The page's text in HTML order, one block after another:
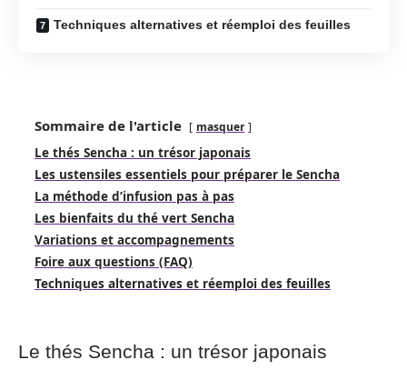
Techniques alternatives et réemploi des feuilles
Sommaire de l'article masquer
Le thés Sencha : un trésor japonais
Les ustensiles essentiels pour préparer le Sencha
La méthode d’infusion pas à pas
Les bienfaits du thé vert Sencha
Variations et accompagnements
Foire aux questions (FAQ)
Techniques alternatives et réemploi des feuilles
Le thés Sencha : un trésor japonais